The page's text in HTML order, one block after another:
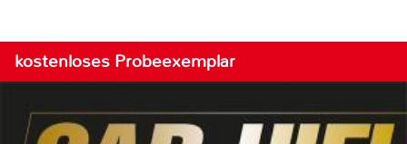
kostenloses Probeexemplar